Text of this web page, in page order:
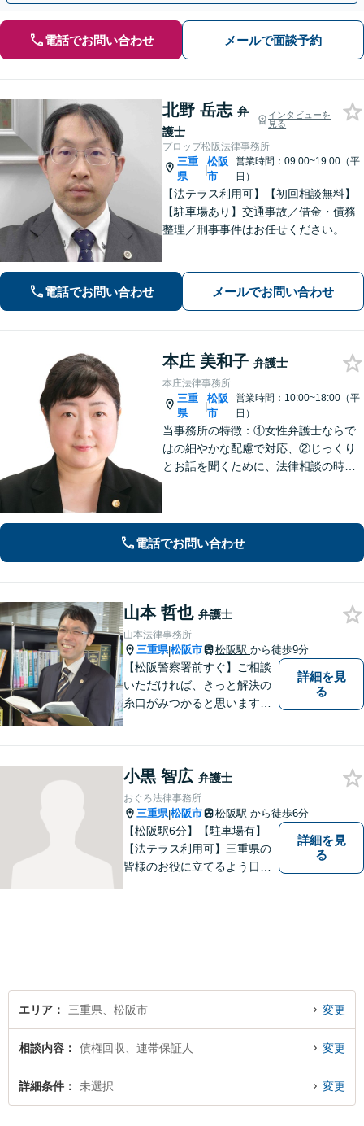
電話でお問い合わせ メールで面談予約
北野 岳志 弁
護士
インタビューを
見る
プロップ松阪法律事務所
三重
県
|
松阪
市
営業時間：09:00~19:00（平
日）
【法テラス利用可】【初回相談無料】
【駐車場あり】交通事故／借金・債務
整理／刑事事件はお任せください。各
がけております。お気軽にご相談くだ
さい。【休日面談可】【電話相談可】
電話でお問い合わせ メールでお問い合わせ
本庄 美和子 弁護士
本庄法律事務所
三重
県
|
松阪
市
営業時間：10:00~18:00（平
日）
当事務所の特徴：①女性弁護士ならで
はの細やかな配慮で対応、②じっくり
とお話を聞くために、法律相談の時間
電話でお問い合わせ
山本 哲也 弁護士
山本法律事務所
三重県|松阪市 松阪駅 から徒歩9分
【松阪警察署前すぐ】ご相談
いただければ、きっと解決の
糸口がみつかると思います。
詳細を見
る
小黒 智広 弁護士
おぐろ法律事務所
三重県|松阪市 松阪駅 から徒歩6分
【松阪駅6分】【駐車場有】
【法テラス利用可】三重県の
皆様のお役に立てるよう日々
詳細を見
る
エリア 三重県、松阪市 変更
相談内容 債権回収、連帯保証人 変更
詳細条件 未選択 変更